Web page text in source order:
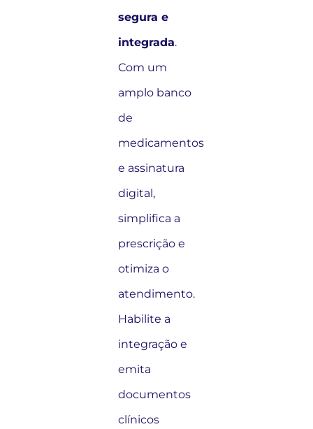
segura e
integrada.
Com um
amplo banco
de
medicamentos
e assinatura
digital,
simplifica a
prescrição e
otimiza o
atendimento.
Habilite a
integração e
emita
documentos
clínicos